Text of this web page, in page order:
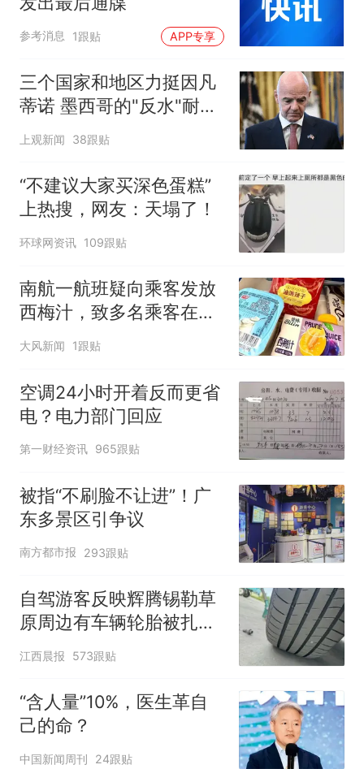
参考消息 1跟贴 APP专享
三个国家和地区力挺因凡
蒂诺 墨西哥的"反水"耐人
寻味
上观新闻 38跟贴
“不建议大家买深色蛋糕”
上热搜，网友：天塌了！
环球网资讯 109跟贴
南航一航班疑向乘客发放
西梅汁，致多名乘客在飞
行途中排队上厕所！乘
厕所；客服回应：并非每
架飞机都会发放西梅汁
大风新闻 1跟贴
空调24小时开着反而更省
电？电力部门回应
第一财经资讯 965跟贴
被指“不刷脸不让进”！广
东多景区引争议
南方都市报 293跟贴
自驾游客反映辉腾锡勒草
原周边有车辆轮胎被扎，
修理店铺换胎价格高达千
元，官方发布情况通报
江西晨报 573跟贴
“含人量”10%，医生革自
己的命？
中国新闻周刊 24跟贴